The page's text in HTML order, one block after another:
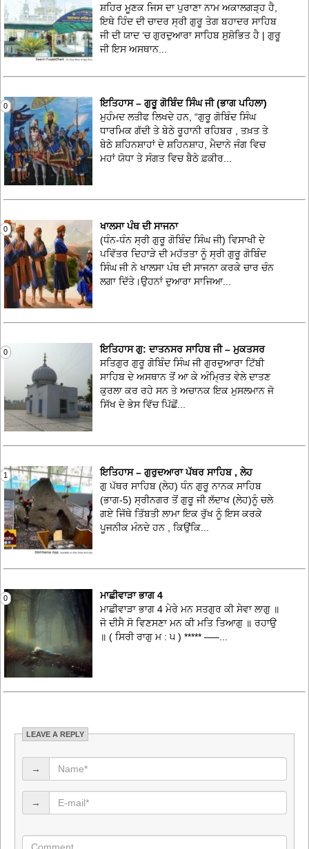
ਸ਼ਹਿਰ ਮੂਣਕ ਜਿਸ ਦਾ ਪੁਰਾਣਾ ਨਾਮ ਅਕਾਲਗੜ੍ਹ ਹੈ,
ਇਥੇ ਹਿੰਦ ਦੀ ਚਾਦਰ ਸ੍ਰੀ ਗੁਰੂ ਤੇਗ ਬਹਾਦਰ ਸਾਹਿਬ
ਜੀ ਦੀ ਯਾਦ ‘ਚ ਗੁਰਦੁਆਰਾ ਸਾਹਿਬ ਸੁਸ਼ੋਭਿਤ ਹੈ | ਗੁਰੂ
ਜੀ ਇਸ ਅਸਥਾਨ...
0
ਇਤਿਹਾਸ – ਗੁਰੂ ਗੋਬਿੰਦ ਸਿੰਘ ਜੀ (ਭਾਗ ਪਹਿਲਾ)
ਮੁਹੰਮਦ ਲਤੀਫ ਲਿਖਦੇ ਹਨ, “ਗੁਰੂ ਗੋਬਿੰਦ ਸਿੰਘ
ਧਾਰਮਿਕ ਗੱਦੀ ਤੇ ਬੇਠੇ ਰੂਹਾਨੀ ਰਹਿਬਰ , ਤਖ਼ਤ ਤੇ
ਬੇਠੇ ਸ਼ਹਿਨਸ਼ਾਹਾਂ ਦੇ ਸ਼ਹਿਨਸ਼ਾਹ, ਮੈਦਾਨੇ ਜੰਗ ਵਿਚ
ਮਹਾਂ ਯੋਧਾ ਤੇ ਸੰਗਤ ਵਿਚ ਬੈਠੇ ਫ਼ਕੀਰ...
0
ਖਾਲਸਾ ਪੰਥ ਦੀ ਸਾਜਨਾ
(ਧੰਨ-ਧੰਨ ਸ੍ਰੀ ਗੁਰੂ ਗੋਬਿੰਦ ਸਿੰਘ ਜੀ) ਵਿਸਾਖੀ ਦੇ
ਪਵਿੱਤਰ ਦਿਹਾੜੇ ਦੀ ਮਹੱਤਤਾ ਨੂੰ ਸ੍ਰੀ ਗੁਰੂ ਗੋਬਿੰਦ
ਸਿੰਘ ਜੀ ਨੇ ਖਾਲਸਾ ਪੰਥ ਦੀ ਸਾਜਨਾ ਕਰਕੇ ਚਾਰ ਚੰਨ
ਲਗਾ ਦਿੱਤੇ।ਉਹਨਾਂ ਦੁਆਰਾ ਸਾਜਿਆ...
0
ਇਤਿਹਾਸ ਗੁ: ਦਾਤਨਸਰ ਸਾਹਿਬ ਜੀ – ਮੁਕਤਸਰ
ਸਤਿਗੁਰ ਗੁਰੂ ਗੋਬਿੰਦ ਸਿੰਘ ਜੀ ਗੁਰਦੁਆਰਾ ਟਿੱਬੀ
ਸਾਹਿਬ ਦੇ ਅਸਥਾਨ ਤੋਂ ਆ ਕੇ ਅੰਮ੍ਰਿਤ ਵੇਲੇ ਦਾਤਣ
ਕੁਰਲਾ ਕਰ ਰਹੇ ਸਨ ਤੇ ਅਚਾਨਕ ਇਕ ਮੁਸਲਮਾਨ ਜੋ
ਸਿੱਖ ਦੇ ਭੇਸ ਵਿੱਚ ਪਿੱਛੋਂ...
1
ਇਤਿਹਾਸ – ਗੁਰੁਦਆਰਾ ਪੱਥਰ ਸਾਹਿਬ , ਲੇਹ
ਗੁ ਪੱਥਰ ਸਾਹਿਬ (ਲੇਹ) ਧੰਨ ਗੁਰੂ ਨਾਨਕ ਸਾਹਿਬ
(ਭਾਗ-5) ਸ੍ਰੀਨਗਰ ਤੋਂ ਗੁਰੂ ਜੀ ਲੱਦਾਖ (ਲੇਹ)ਨੂੰ ਚਲੇ
ਗਏ ਜਿੱਥੇ ਤਿੱਬਤੀ ਲਾਮਾ ਇਕ ਰੁੱਖ ਨੂੰ ਇਸ ਕਰਕੇ
ਪੂਜਨੀਕ ਮੰਨਦੇ ਹਨ , ਕਿਉਂਕਿ...
0
ਮਾਛੀਵਾੜਾ ਭਾਗ 4
ਮਾਛੀਵਾੜਾ ਭਾਗ 4 ਮੇਰੇ ਮਨ ਸਤਗੁਰ ਕੀ ਸੇਵਾ ਲਾਗੁ ॥
ਜੋ ਦੀਸੈ ਸੋ ਵਿਣਸਣਾ ਮਨ ਕੀ ਮਤਿ ਤਿਆਗੁ ॥ ਰਹਾਉ
॥ ( ਸਿਰੀ ਰਾਗੁ ਮ : ੫ ) ***** —–...
LEAVE A REPLY
→
→